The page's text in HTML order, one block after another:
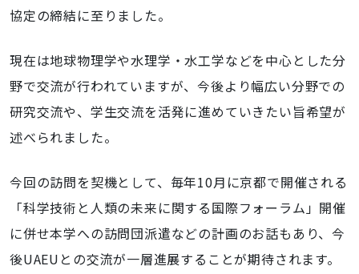
協定の締結に至りました。
現在は地球物理学や水理学・水工学などを中心とした分
野で交流が行われていますが、今後より幅広い分野での
研究交流や、学生交流を活発に進めていきたい旨希望が
述べられました。
今回の訪問を契機として、毎年10月に京都で開催される
「科学技術と人類の未来に関する国際フォーラム」開催
に併せ本学への訪問団派遣などの計画のお話もあり、今
後UAEU との交流が一層進展することが期待されます。